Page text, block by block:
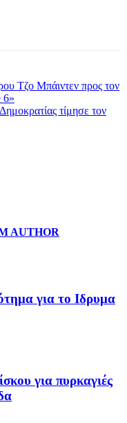
Τζο Μπάιντεν προς τον
6»
τίμησε τον
AUTHOR
για το Ιδρυμα
για πυρκαγιές